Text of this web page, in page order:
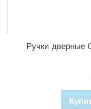
Ручки дверные